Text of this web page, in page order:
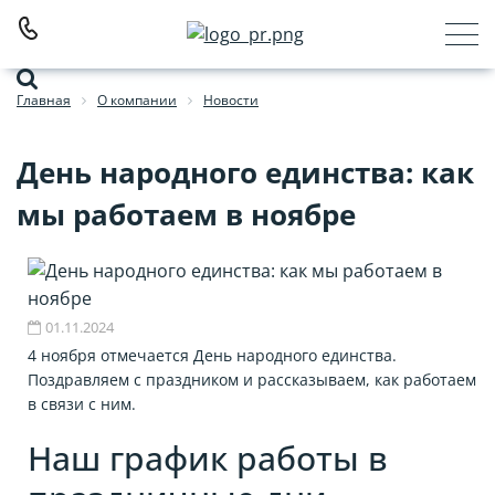
Главная О компании Новости
День народного единства: как
мы работаем в ноябре
01.11.2024
4 ноября отмечается День народного единства.
Поздравляем с праздником и рассказываем, как работаем
в связи с ним.
Наш график работы в